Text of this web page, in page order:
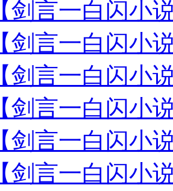
【剑言一白闪小
【剑言一白闪小
【剑言一白闪小
【剑言一白闪小
【剑言一白闪小
【剑言一白闪小